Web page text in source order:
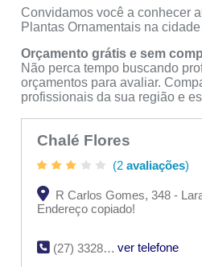
Convidamos você a conhecer
Plantas Ornamentais na
Orçamento grátis e sem
Não perca tempo buscando
orçamentos para avaliar.
profissionais da sua região e
Chalé Flores
(2 avaliações)
R Carlos Gomes, 348 -
Endereço copiado!
(27) 3328-4975
ver telefone